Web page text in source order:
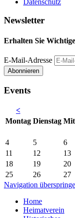
Newsletter
Erhalten Sie
E-Mail-Adresse
Abonnieren
Events
<
Montag Dienstag Mi
4
5 6
11
12 13
18
19 20
25
26 27
Navigation
Home
Heimatverein